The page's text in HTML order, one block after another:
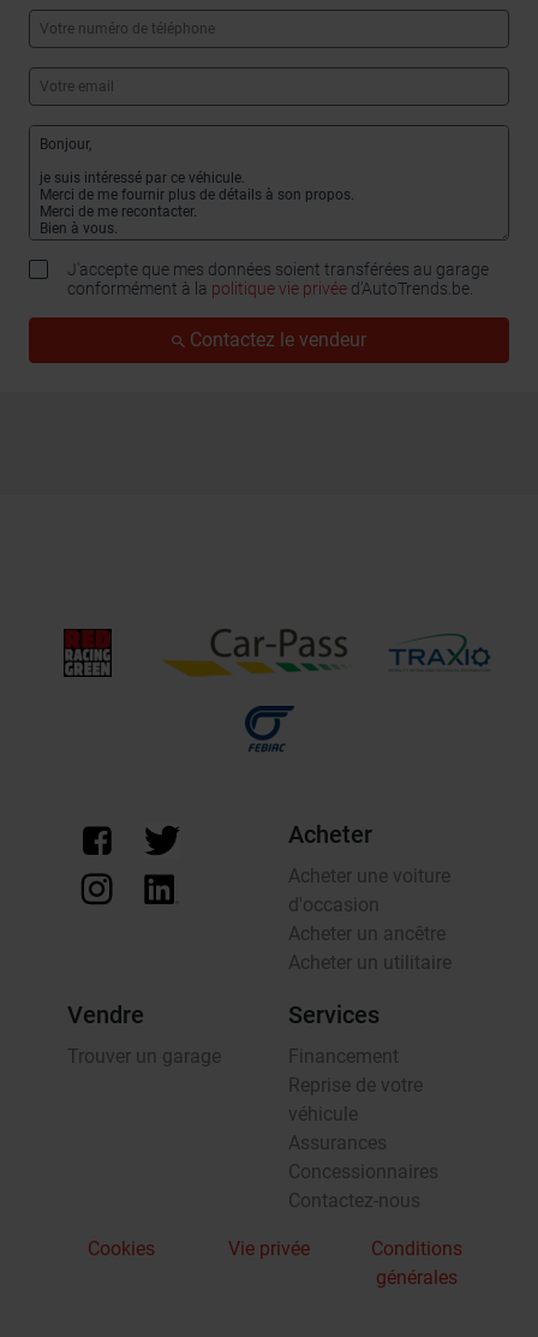
J'accepte que mes données soient transférées au garage
conformément à la politique vie privée d’AutoTrends.be.
Contactez le vendeur
Acheter
Acheter une voiture
d'occasion
Acheter un ancêtre
Acheter un utilitaire
Vendre
Trouver un garage
Services
Financement
Reprise de votre
véhicule
Assurances
Concessionnaires
Contactez-nous
Cookies Vie privée
Conditions
générales